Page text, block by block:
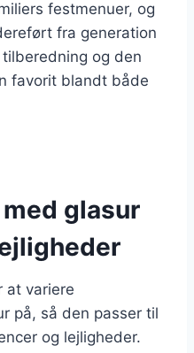
festmenuer, og
fra generation
og den
favorit blandt både
glasur
at variere
på, så den passer til
og lejligheder.